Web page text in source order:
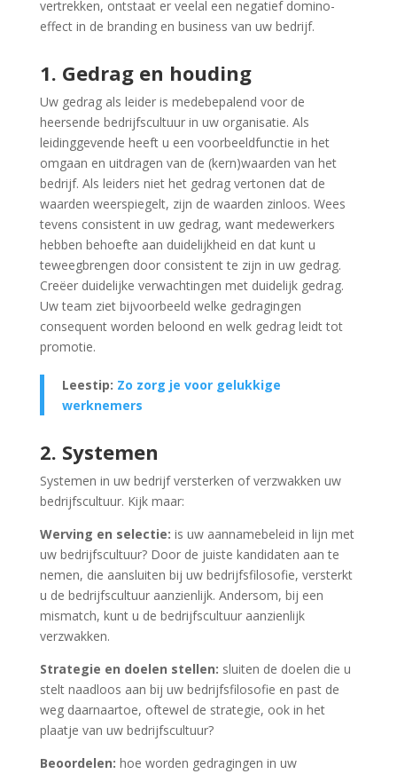
vertrekken, ontstaat er veelal een negatief domino-
effect in de branding en business van uw bedrijf.
1. Gedrag en houding
Uw gedrag als leider is medebepalend voor de
heersende bedrijfscultuur in uw organisatie. Als
leidinggevende heeft u een voorbeeldfunctie in het
omgaan en uitdragen van de (kern)waarden van het
bedrijf. Als leiders niet het gedrag vertonen dat de
waarden weerspiegelt, zijn de waarden zinloos. Wees
tevens consistent in uw gedrag, want medewerkers
hebben behoefte aan duidelijkheid en dat kunt u
teweegbrengen door consistent te zijn in uw gedrag.
Creëer duidelijke verwachtingen met duidelijk gedrag.
Uw team ziet bijvoorbeeld welke gedragingen
consequent worden beloond en welk gedrag leidt tot
promotie.
Leestip: Zo zorg je voor gelukkige
werknemers
2. Systemen
Systemen in uw bedrijf versterken of verzwakken uw
bedrijfscultuur. Kijk maar:
Werving en selectie: is uw aannamebeleid in lijn met
uw bedrijfscultuur? Door de juiste kandidaten aan te
nemen, die aansluiten bij uw bedrijfsfilosofie, versterkt
u de bedrijfscultuur aanzienlijk. Andersom, bij een
mismatch, kunt u de bedrijfscultuur aanzienlijk
verzwakken.
Strategie en doelen stellen: sluiten de doelen die u
stelt naadloos aan bij uw bedrijfsfilosofie en past de
weg daarnaartoe, oftewel de strategie, ook in het
plaatje van uw bedrijfscultuur?
Beoordelen: hoe worden gedragingen in uw